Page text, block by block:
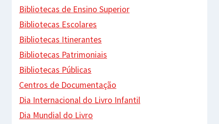
Bibliotecas de Ensino Superior
Bibliotecas Escolares
Bibliotecas Itinerantes
Bibliotecas Patrimoniais
Bibliotecas Públicas
Centros de Documentação
Dia Internacional do Livro Infantil
Dia Mundial do Livro